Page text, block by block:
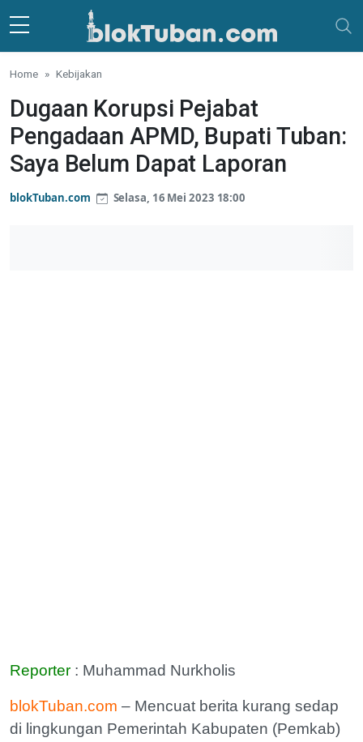
Skip to main content
Home Kebijakan
Dugaan Korupsi Pejabat
Pengadaan APMD, Bupati Tuban:
Saya Belum Dapat Laporan
blokTuban.com Selasa, 16 Mei 2023 18:00
Reporter : Muhammad Nurkholis
blokTuban.com – Mencuat berita kurang sedap
di lingkungan Pemerintah Kabupaten (Pemkab)